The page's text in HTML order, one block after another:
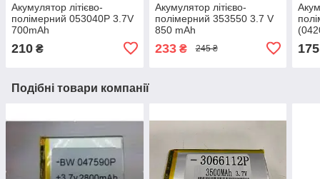
Акумулятор літієво-
полімерний 053040P 3.7V
700mAh
210 ₴
Акумулятор літієво-
полімерний 353550 3.7 V
850 mAh
233₴ 245 ₴ 175
Подібні товари компанії